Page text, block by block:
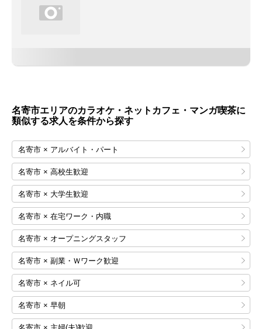
名寄市エリアのカラオケ・ネットカフェ・マンガ喫茶に
類似する求人を条件から探す
名寄市 × アルバイト・パート
名寄市 × 高校生歓迎
名寄市 × 大学生歓迎
名寄市 × 在宅ワーク・内職
名寄市 × オープニングスタッフ
名寄市 × 副業・Ｗワーク歓迎
名寄市 × ネイル可
名寄市 × 早朝